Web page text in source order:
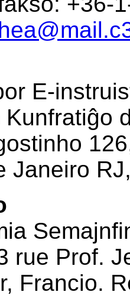
E-
Kunfratiĝo
Janeiro
rue Prof.
Francio.